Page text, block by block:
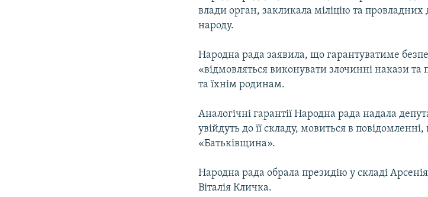
влади орган, закликала міліцію та провладних
народу.
Народна рада заявила, що гарантуватиме
«відмовляться виконувати злочинні накази та
та їхнім родинам.
Аналогічні гарантії Народна рада надала
увійдуть до її складу, мовиться в
«Батьківщина».
Народна рада обрала президію у складі
Віталія Кличка.